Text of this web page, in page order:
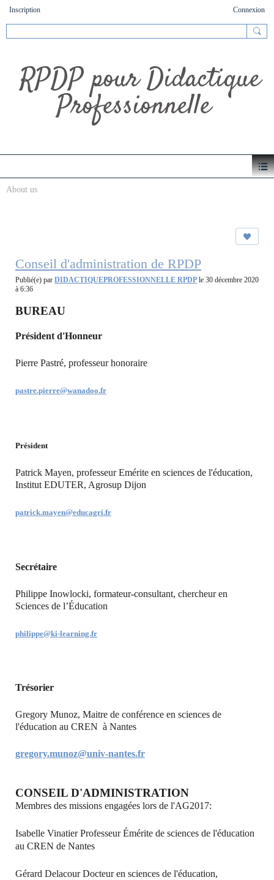
Inscription Connexion
RPDP pour Didactique
Professionnelle
About us
Conseil d'administration de RPDP
Publié(e) par DIDACTIQUEPROFESSIONNELLE RPDP le 30 décembre 2020
à 6:36
BUREAU
Président d'Honneur
Pierre Pastré, professeur honoraire
pastre.pierre@wanadoo.fr
Président
Patrick Mayen, professeur Emérite en sciences de l'éducation,
Institut EDUTER, Agrosup Dijon
patrick.mayen@educagri.fr
Secrétaire
Philippe Inowlocki, formateur-consultant, chercheur en
Sciences de l’Éducation
philippe@ki-learning.fr
Trésorier
Gregory Munoz, Maitre de conférence en sciences de
l'éducation au CREN à Nantes
gregory.munoz@univ-nantes.fr
CONSEIL D'ADMINISTRATION
Membres des missions engagées lors de l'AG2017:
Isabelle Vinatier Professeur Émérite de sciences de l'éducation
au CREN de Nantes
Gérard Delacour Docteur en sciences de l'éducation,